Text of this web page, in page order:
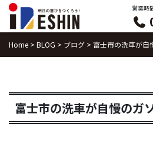
Skip
content
営業時
Home > BLOG > ブログ > 富士市の洗車が自
富士市の洗車が自慢のガ